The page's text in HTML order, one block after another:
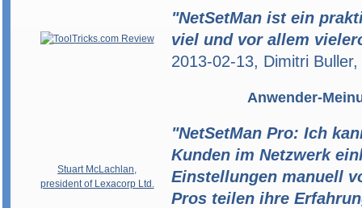
"NetSetMan ist ein
viel und vor allem
2013-02-13, Dimitri Buller,
Anwender-
Stuart McLachlan,
president of Lexacorp Ltd.
"NetSetMan Pro: Ich
Kunden im Netzwerk
Einstellungen manuell
Pros teilen ihre